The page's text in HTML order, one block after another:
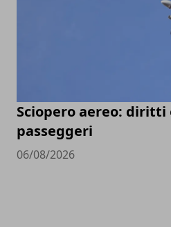
Sciopero aereo:
passeggeri
06/08/2026